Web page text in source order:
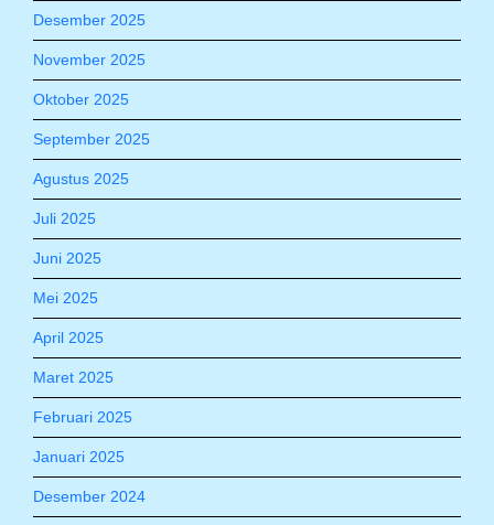
Desember 2025
November 2025
Oktober 2025
September 2025
Agustus 2025
Juli 2025
Juni 2025
Mei 2025
April 2025
Maret 2025
Februari 2025
Januari 2025
Desember 2024